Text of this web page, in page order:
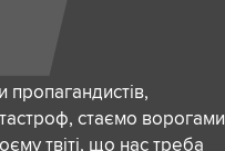
стаємо ворогами
твіті, що нас треба